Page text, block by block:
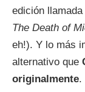
edición llamada
The Death of
eh!). Y lo más
alternativo que
originalmente.